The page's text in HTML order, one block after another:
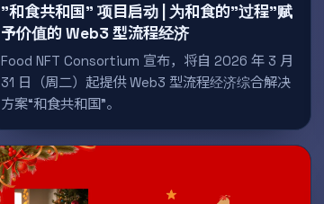
"和食共和国" 项目启动 | 为和食的"过程"赋
予价值的 Web3 型流程经济
Food NFT Consortium 宣布，将自 2026 年 3 月
31 日（周二）起提供 Web3 型流程经济综合解决
方案“和食共和国”。